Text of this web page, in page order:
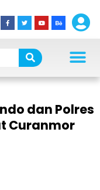
dan Polres
Curanmor